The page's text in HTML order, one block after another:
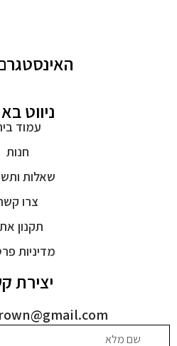
ניווט
עמוד
חנות
שאלות
צרו
תקנון
מדיניות
יצירת